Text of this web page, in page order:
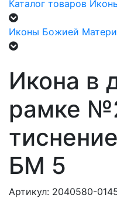
Каталог товаров
Иконы Божией Матери
Икона в
рамке
БМ 5
Артикул: 2040580-